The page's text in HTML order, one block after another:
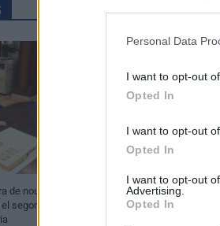
Personal Data
I want to opt-out
Opted In
I want to opt-out
Opted In
I want to opt-out
Advertising.
Opted In
de nou la
segon eclipsi
L’Ajuntament de Tortosa
de les obres de l’aparcament